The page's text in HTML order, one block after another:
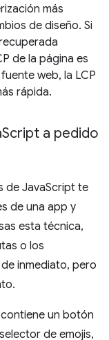
más
de diseño. Si
de la página es
web, la LCP
rápida.
Script a pedido
de JavaScript te
de una app y
esta técnica,
o los
inmediato, pero
un botón
de emojis,